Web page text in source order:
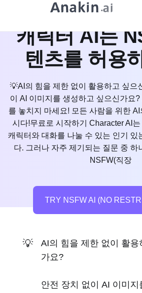
캐릭터 AI는
텐츠를 허용
💡AI의 힘을 제한 없이 활용하고 싶으
이 AI 이미지를 생성하고 싶으신가요?
를 놓치지 마세요! 모든 사람을 위한
시다!무료로 시작하기 Character AI
캐릭터와 대화를 나눌 수 있는 인기 있
다. 그러나 자주 제기되는 질문 중 하
NSFW(직장
TRY NSFW AI (NO
💡
AI의 힘을 제한 없이 활용
가요?
안전 장치 없이 AI 이미지